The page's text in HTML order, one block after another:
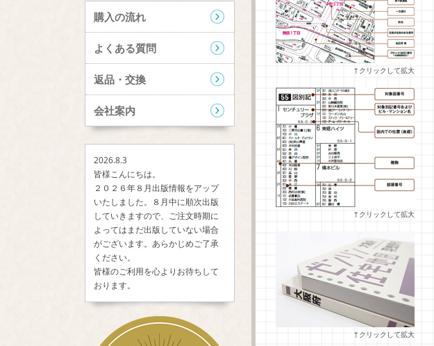
購入の流れ
よくある質問
返品・交換
会社案内
2026.8.3
皆様こんにちは。
２０２６年８月出版情報をアップ
いたしました。８月中に順次出版
していきますので、ご注文時期に
よってはまだ出版していない場合
がございます。あらかじめご了承
ください。
皆様のご利用を心よりお待ちして
おります。
↑クリックして拡大
↑クリックして拡大
↑クリックして拡大